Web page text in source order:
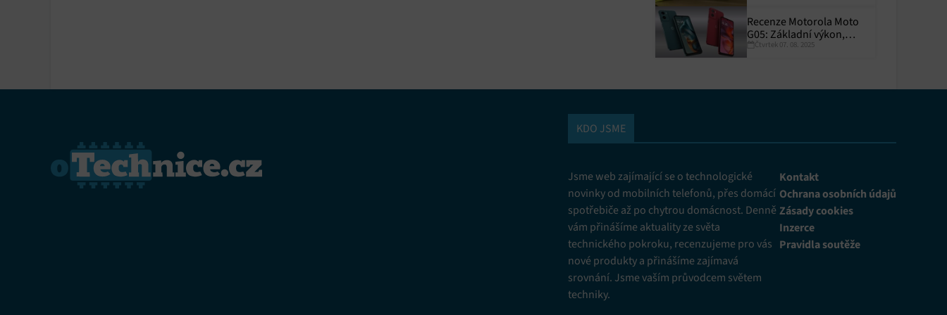
Recenze Motorola Moto
G05: Základní výkon,
skvělá výdrž
Čtvrtek 07. 08. 2025
KDO JSME
Jsme web zajímající se o technologické
novinky od mobilních telefonů, přes domácí
spotřebiče až po chytrou domácnost. Denně
vám přinášíme aktuality ze světa
technického pokroku, recenzujeme pro vás
nové produkty a přinášíme zajímavá
srovnání. Jsme vaším průvodcem světem
techniky.
Kontakt
Ochrana osobních údajů
Zásady cookies
Inzerce
Pravidla soutěže